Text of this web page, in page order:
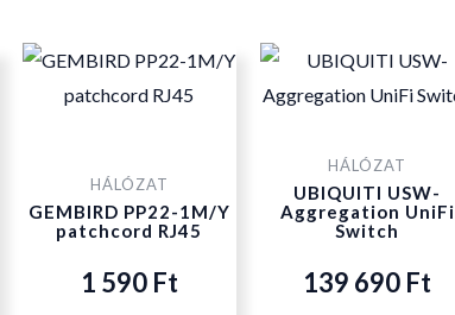
HÁLÓZAT
GEMBIRD PP22-1M/Y
patchcord RJ45
1 590 Ft
HÁLÓZAT
UBIQUITI USW-
Aggregation UniFi
Switch
139 690 Ft